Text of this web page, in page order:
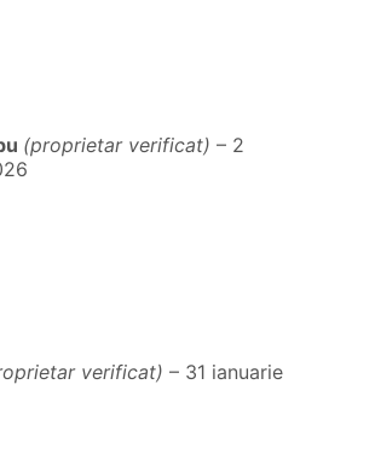
(proprietar verificat) – 2
verificat) – 31 ianuarie